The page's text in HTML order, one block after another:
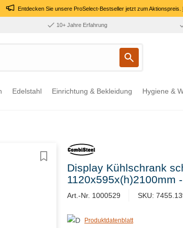
Entdecken Sie unsere ProSelect-Bestseller jetzt zum Aktionspreis.
10+ Jahre Erfahrung
Edelstahl Einrichtung & Bekleidung Hygiene &
Display Kühlschrank
1120x595x(h)2100mm
Art.-Nr. 1000529 SKU:
Produktdatenblatt